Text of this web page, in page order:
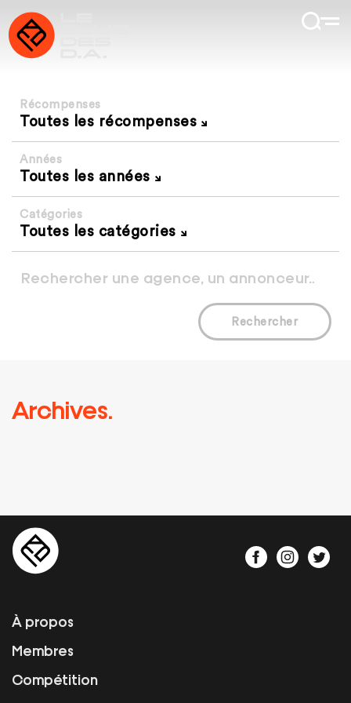
Récompenses
Toutes les récompenses
Années
Toutes les années
Catégories
Toutes les catégories
Rechercher
Archives.
À propos
Membres
Compétition